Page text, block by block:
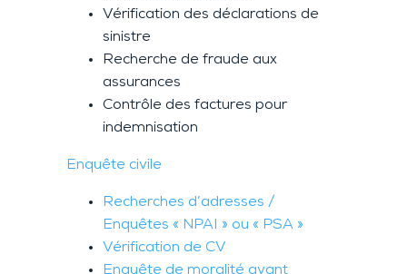
Vérification des déclarations de
sinistre
Recherche de fraude aux
assurances
Contrôle des factures pour
indemnisation
Enquête civile
Recherches d’adresses /
Enquêtes « NPAI » ou « PSA »
Vérification de CV
Enquête de moralité avant